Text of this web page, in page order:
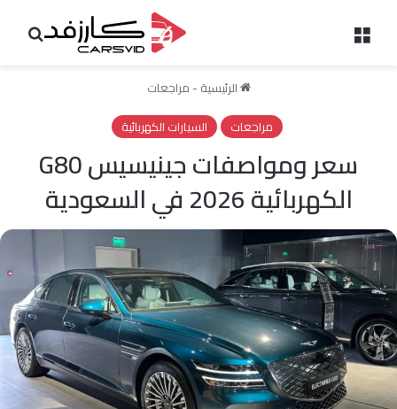
الرئيسية - مراجعات
مراجعات
السيارات الكهربائية
سعر ومواصفات جينيسيس G80
الكهربائية 2026 في السعودية